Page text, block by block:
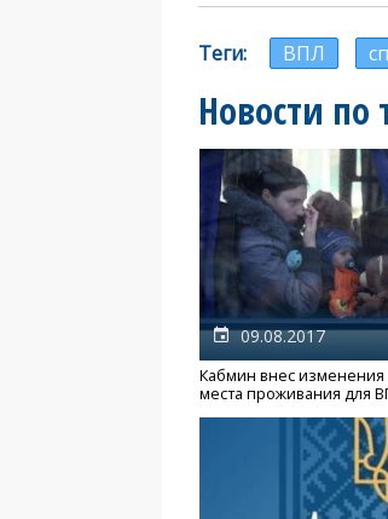
Теги ВПЛ
Новости по
09.08.2017
Кабмин внес изменения
места проживания для